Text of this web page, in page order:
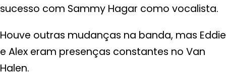
sucesso com Sammy Hagar como vocalista.
Houve outras mudanças na banda, mas Eddie
e Alex eram presenças constantes no Van
Halen.